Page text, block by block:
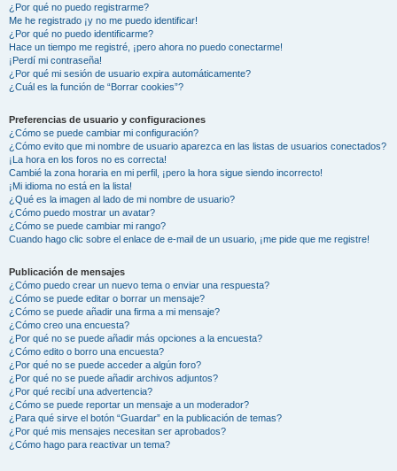
¿Por qué no puedo registrarme?
Me he registrado ¡y no me puedo identificar!
¿Por qué no puedo identificarme?
Hace un tiempo me registré, ¡pero ahora no puedo conectarme!
¡Perdí mi contraseña!
¿Por qué mi sesión de usuario expira automáticamente?
¿Cuál es la función de “Borrar cookies”?
Preferencias de usuario y configuraciones
¿Cómo se puede cambiar mi configuración?
¿Cómo evito que mi nombre de usuario aparezca en las listas de usuarios conectados?
¡La hora en los foros no es correcta!
Cambié la zona horaria en mi perfil, ¡pero la hora sigue siendo incorrecto!
¡Mi idioma no está en la lista!
¿Qué es la imagen al lado de mi nombre de usuario?
¿Cómo puedo mostrar un avatar?
¿Cómo se puede cambiar mi rango?
Cuando hago clic sobre el enlace de e-mail de un usuario, ¡me pide que me registre!
Publicación de mensajes
¿Cómo puedo crear un nuevo tema o enviar una respuesta?
¿Cómo se puede editar o borrar un mensaje?
¿Cómo se puede añadir una firma a mi mensaje?
¿Cómo creo una encuesta?
¿Por qué no se puede añadir más opciones a la encuesta?
¿Cómo edito o borro una encuesta?
¿Por qué no se puede acceder a algún foro?
¿Por qué no se puede añadir archivos adjuntos?
¿Por qué recibí una advertencia?
¿Cómo se puede reportar un mensaje a un moderador?
¿Para qué sirve el botón “Guardar” en la publicación de temas?
¿Por qué mis mensajes necesitan ser aprobados?
¿Cómo hago para reactivar un tema?